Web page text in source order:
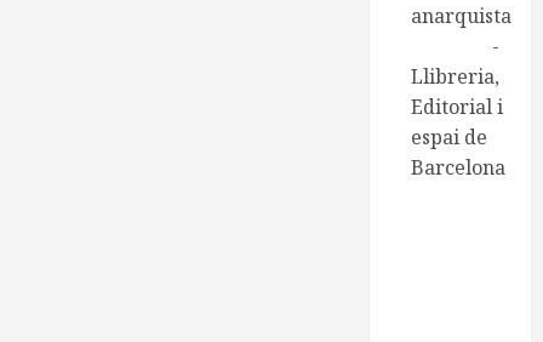
anarquista
-
Llibreria,
Editorial i
espai de
Barcelona